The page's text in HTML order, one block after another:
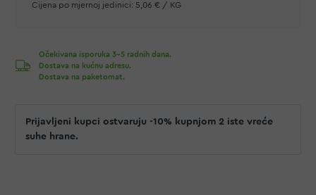
Cijena po mjernoj jedinici: 5,06 € / KG
Očekivana isporuka 3-5 radnih dana.
Dostava na kućnu adresu.
Dostava na paketomat.
Prijavljeni kupci ostvaruju -10% kupnjom 2 iste vreće
suhe hrane.